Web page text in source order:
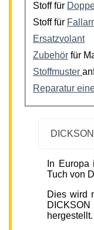
Stoff für
Stoff für
Ersatzvolant
Zubehör für
Stoffmuster
Reparatur
DICKSON
In
Tuch von
Dies wird